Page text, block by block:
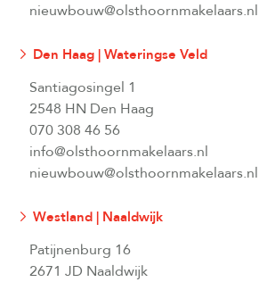
nieuwbouw@olsthoornmakelaars.nl
Den Haag | Wateringse Veld
Santiagosingel 1
2548 HN Den Haag
070 308 46 56
info@olsthoornmakelaars.nl
nieuwbouw@olsthoornmakelaars.nl
Westland | Naaldwijk
Patijnenburg 16
2671 JD Naaldwijk